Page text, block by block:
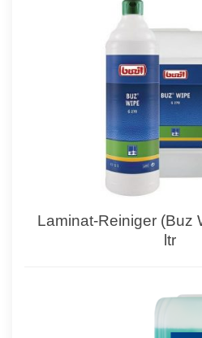
Laminat-Reiniger (Buz
ltr